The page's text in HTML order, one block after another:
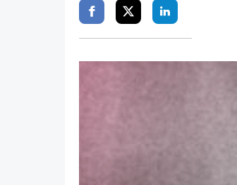
PartagerPartagerPartager